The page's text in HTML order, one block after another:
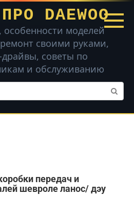
DAEWOO
моделей
своими руками,
драйвы, советы по
и обслуживанию
передач и
шевроле ланос/ дэу